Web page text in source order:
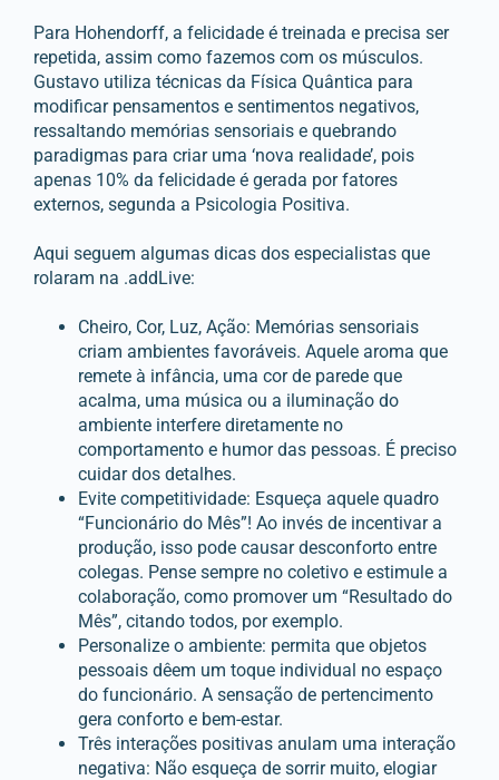
Para Hohendorff, a felicidade é treinada e precisa ser
repetida, assim como fazemos com os músculos.
Gustavo utiliza técnicas da Física Quântica para
modificar pensamentos e sentimentos negativos,
ressaltando memórias sensoriais e quebrando
paradigmas para criar uma ‘nova realidade’, pois
apenas 10% da felicidade é gerada por fatores
externos, segunda a Psicologia Positiva.
Aqui seguem algumas dicas dos especialistas que
rolaram na .addLive:
Cheiro, Cor, Luz, Ação: Memórias sensoriais
criam ambientes favoráveis. Aquele aroma que
remete à infância, uma cor de parede que
acalma, uma música ou a iluminação do
ambiente interfere diretamente no
comportamento e humor das pessoas. É preciso
cuidar dos detalhes.
Evite competitividade: Esqueça aquele quadro
“Funcionário do Mês”! Ao invés de incentivar a
produção, isso pode causar desconforto entre
colegas. Pense sempre no coletivo e estimule a
colaboração, como promover um “Resultado do
Mês”, citando todos, por exemplo.
Personalize o ambiente: permita que objetos
pessoais dêem um toque individual no espaço
do funcionário. A sensação de pertencimento
gera conforto e bem-estar.
Três interações positivas anulam uma interação
negativa: Não esqueça de sorrir muito, elogiar